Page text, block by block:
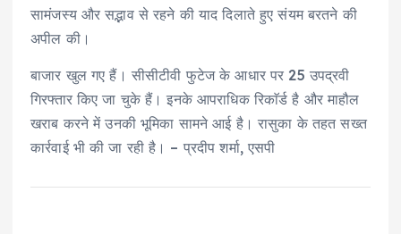
सामंजस्य और सद्भाव से रहने की याद दिलाते हुए संयम बरतने की
अपील की।
बाजार खुल गए हैं। सीसीटीवी फुटेज के आधार पर 25 उपद्रवी
गिरफ्तार किए जा चुके हैं। इनके आपराधिक रिकाॅर्ड है और माहौल
खराब करने में उनकी भूमिका सामने आई है। रासुका के तहत सख्त
कार्रवाई भी की जा रही है। – प्रदीप शर्मा, एसपी